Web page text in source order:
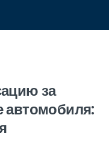
за
автомобиля: